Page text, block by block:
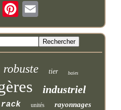
robuste tier baies
industriel
rack unités rayonnages